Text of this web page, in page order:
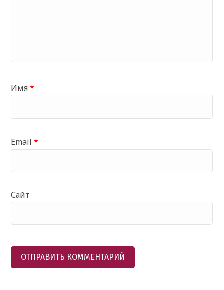
Имя*
Email*
Сайт